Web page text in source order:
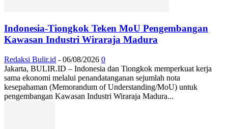
Indonesia-Tiongkok Teken MoU Pengembangan
Kawasan Industri Wiraraja Madura
Redaksi Bulir.id - 06/08/2026 0
Jakarta, BULIR.ID – Indonesia dan Tiongkok memperkuat kerja
sama ekonomi melalui penandatanganan sejumlah nota
kesepahaman (Memorandum of Understanding/MoU) untuk
pengembangan Kawasan Industri Wiraraja Madura...